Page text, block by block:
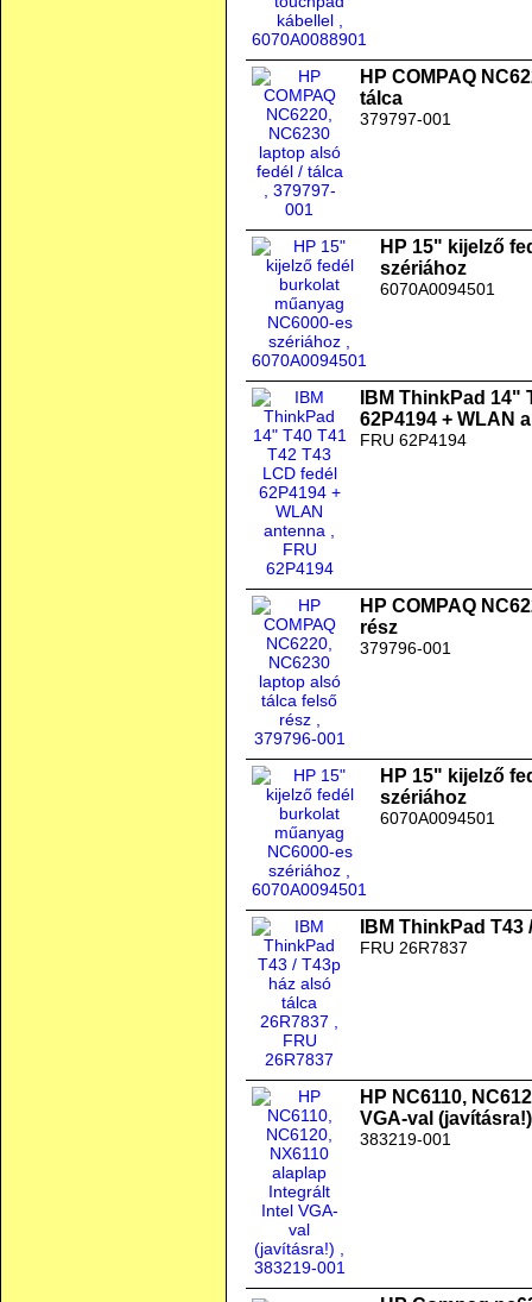
HP COMPAQ
tálca
379797-001
HP 15" kijelző
szériához
6070A0094501
IBM ThinkPad 14"
62P4194 + WLAN
FRU 62P4194
HP COMPAQ
rész
379796-001
HP 15" kijelző
szériához
6070A0094501
IBM ThinkPad
FRU 26R7837
HP NC6110,
VGA-val (javításra!)
383219-001